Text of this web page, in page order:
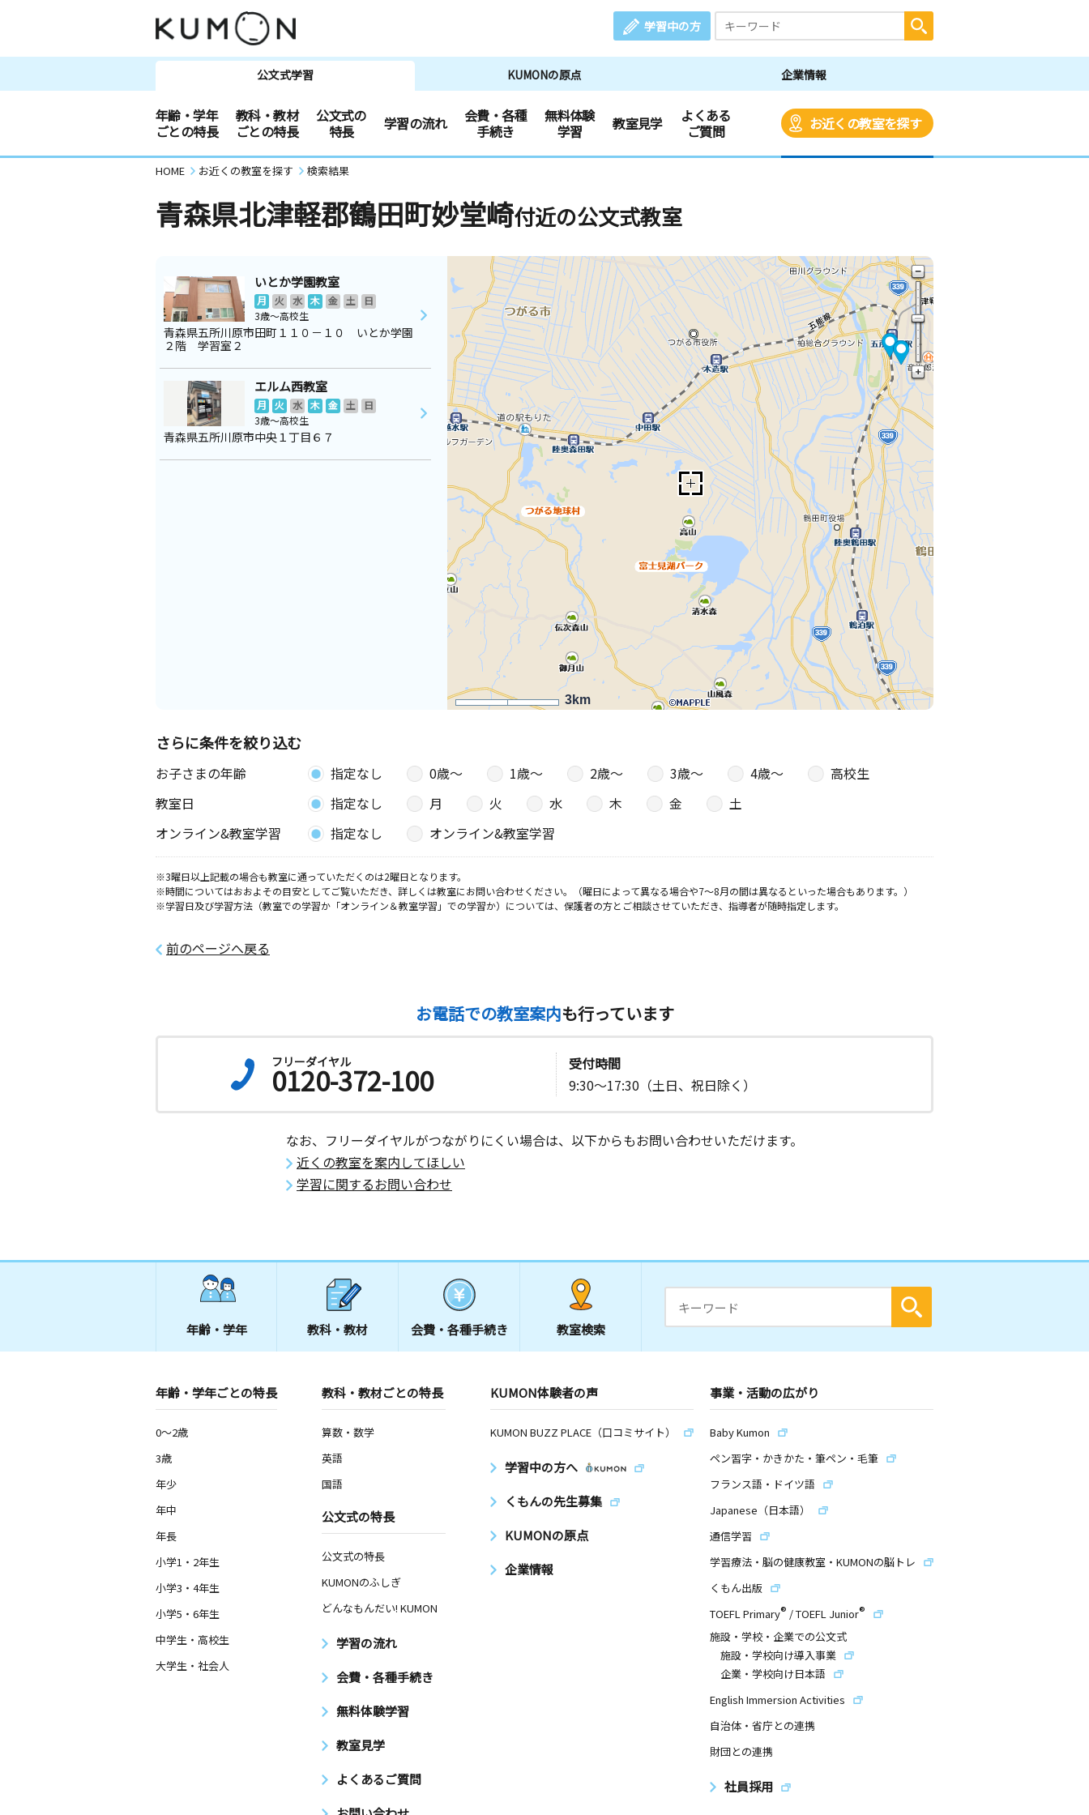
学習中の方
公文式学習 KUMONの原点 企業情報
年齢・学年
ごとの特長
教科・教材
ごとの特長
公文式の
特長
学習の流れ
会費・各種
手続き
無料体験
学習
教室見学
よくある
ご質問
お近くの教室を探す
HOME お近くの教室を探す 検索結果
青森県北津軽郡鶴田町妙堂崎付近の公文式教室
3km
いとか学園教室
月 火 水 木 金 土
日
3歳～高校生
青森県五所川原市田町１１０－１０ いとか学園
２階 学習室２
エルム西教室
月 火 水 木 金 土
日
3歳～高校生
青森県五所川原市中央１丁目６７
さらに条件を絞り込む
お子さまの年齢 指定なし 0歳〜 1歳〜 2歳〜 3歳〜 4歳〜
高校生
教室日
指定なし 月 火 水 木 金
土
オンライン&教室学習
指定なし オンライン&教室学習
※3曜日以上記載の場合も教室に通っていただくのは2曜日となります。
※時間についてはおおよその目安としてご覧いただき、詳しくは教室にお問い合わせください。（曜日によって異なる場合や7～8月の間は異なるといった場合もあります。）
※学習日及び学習方法（教室での学習か「オンライン＆教室学習」での学習か）については、保護者の方とご相談させていただき、指導者が随時指定します。
前のページへ戻る
お電話での教室案内も行っています
フリーダイヤル
0120-372-100
受付時間
9:30～17:30（土日、祝日除く）
なお、フリーダイヤルがつながりにくい場合は、以下からもお問い合わせいただけます。
近くの教室を案内してほしい
学習に関するお問い合わせ
年齢・学年 教科・教材 会費・ 各種手続き 教室検索
年齢・学年ごとの特長
0～2歳
3歳
年少
年中
年長
小学1・2年生
小学3・4年生
小学5・6年生
中学生・高校生
大学生・社会人
教科・教材ごとの特長
算数・数学
英語
国語
公文式の特長
公文式の特長
KUMONのふしぎ
どんなもんだい! KUMON
学習の流れ
会費・各種手続き
無料体験学習
教室見学
よくあるご質問
KUMON体験者の声
KUMON BUZZ PLACE（口コミサイト）
学習中の方へ
くもんの先生募集
KUMONの原点
企業情報
事業・活動の広がり
Baby Kumon
ペン習字・かきかた・筆ペン・毛筆
フランス語・ドイツ語
Japanese（日本語）
通信学習
学習療法・脳の健康教室・KUMONの脳トレ
くもん出版
TOEFL Primary® /TOEFL Junior®
施設・学校・企業での公文式
施設・学校向け導入事業
企業・学校向け日本語
English Immersion Activities
自治体・省庁との連携
財団との連携
社員採用